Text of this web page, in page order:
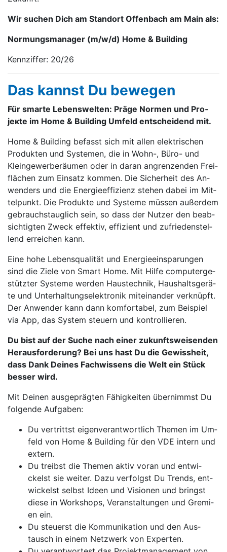
Wir suchen Dich am Standort Offenbach am Main als:
Normungsmanager (m/w/d) Home & Building
Kennziffer: 20/26
Das kannst Du be­we­gen
Für smar­te Le­bens­wel­ten: Prä­ge Nor­men und Pro­
jек­te im Home & Building Um­feld ent­schei­dend mit.
Ho­me & Buil­ding be­fasst sich mit al­len elek­tri­schen
Pro­duk­ten und Sys­te­men, die in Wohn-, Bü­ro- und
Klein­ge­wer­be­räu­men oder in da­ran an­gren­zen­den Frei­
flä­chen zum Ein­satz kom­men. Die Sicher­heit des An­
wen­ders und die Ener­gie­ef­fi­zi­enz ste­hen da­bei im Mit­
tel­punkt. Die Pro­duk­te und Sys­te­me müs­sen au­ßer­dem
ge­brauchs­taug­lich sein, so dass der Nut­zer den be­ab­
sich­tig­ten Zweck ef­fek­tiv, ef­fi­zi­ent und zu­frie­den­stel­
lend er­rei­chen kann.
Ei­ne ho­he Le­bens­qua­li­tät und Ener­gie­ein­spa­run­gen
sind die Zie­le von Smart Ho­me. Mit Hil­fe com­pu­ter­ge­
stütz­ter Sys­te­me wer­den Haus­tech­nik, Haus­halts­ge­rä­
te und Un­ter­hal­tungs­elek­tro­nik mit­ein­an­der ver­knüpft.
Der An­wen­der kann dann kom­for­ta­bel, zum Bei­spiel
via App, das Sys­tem steu­ern und kon­trol­lie­ren.
Du bist auf der Su­che nach ei­ner zu­kunfts­wei­sen­den
Her­aus­for­de­rung? Bei uns hast Du die Ge­wiss­heit,
dass Dank Dei­nes Fach­wis­sens die Welt ein Stück
bes­ser wird.
Mit Dei­nen aus­ge­präg­ten Fä­hig­kei­ten über­nimmst Du
fol­gen­de Auf­ga­ben:
Du ver­trittst ei­gen­ver­ant­wort­lich The­men im Um­
feld von Ho­me & Buil­ding für den VDE in­tern und
ex­tern.
Du treibst die The­men ak­tiv vo­ran und ent­wi­
ckelst sie wei­ter. Da­zu ver­folgst Du Trends, ent­
wi­ckelst selbst I­de­en und Vi­sio­nen und bringst
die­se in Work­shops, Ver­an­stal­tun­gen und Gre­mi­
en ein.
Du steu­erst die Kom­mu­ni­ka­ti­on und den Aus­
tausch in ei­nem Netz­werk von Ex­per­ten.